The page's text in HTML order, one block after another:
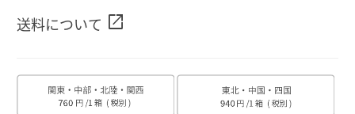
送料について open_in_new